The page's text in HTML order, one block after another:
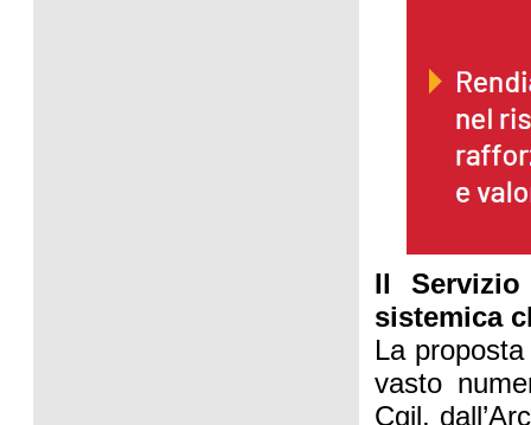
Il
sistemica
La
vasto
Cgil,